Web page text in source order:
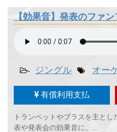
【効果音】発表のファ
- ジングル オー
有償利用支払
トランペットやブラスを主と
表や発表会の効果音に。...